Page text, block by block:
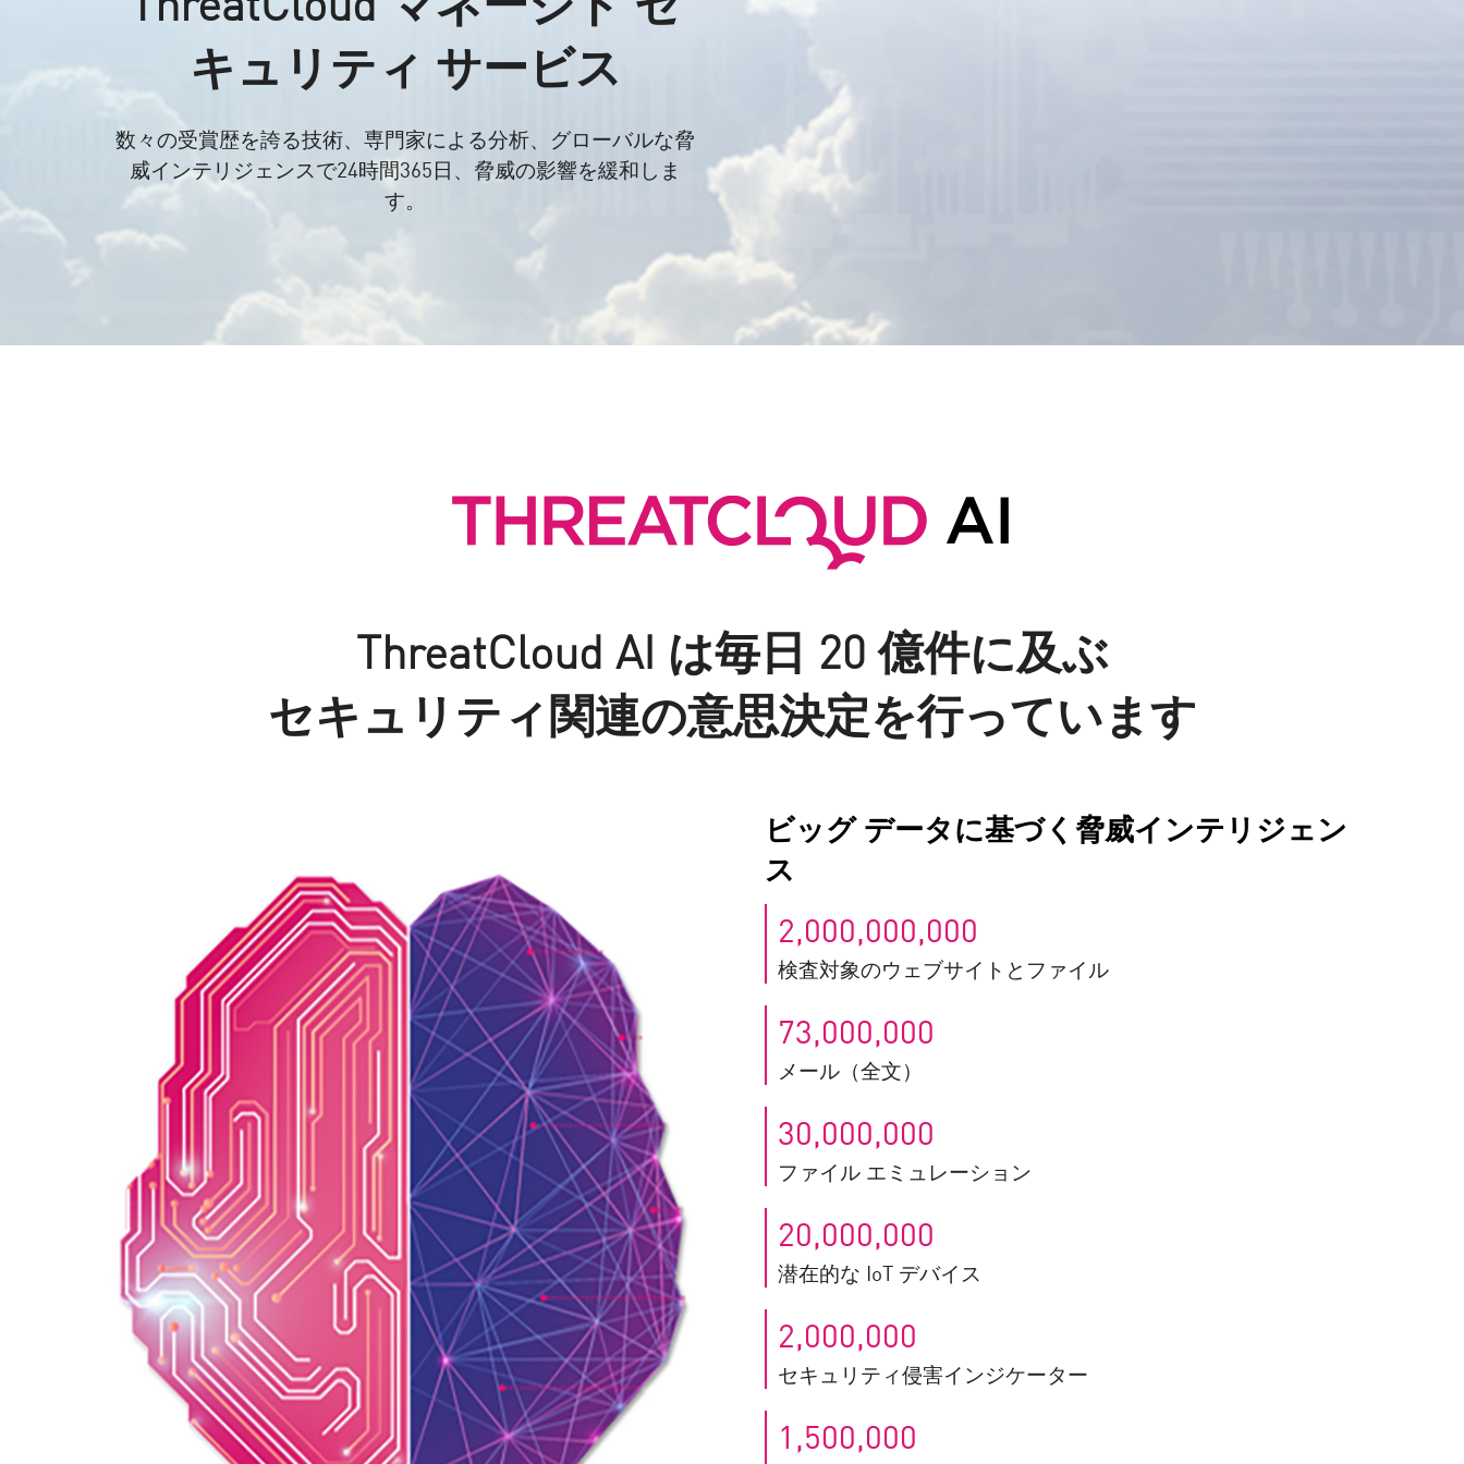
キュリティ サービス
数々の受賞歴を誇る技術、専門家による分析、グローバルな脅
威インテリジェンスで24時間365日、脅威の影響を緩和しま
す。
ThreatCloud AI は毎日 20 億件に及ぶ
セキュリティ関連の意思決定を行っています
ビッグ データに基づく脅威インテリジェン
ス
2,000,000,000
検査対象のウェブサイトとファイル
73,000,000
メール（全文）
30,000,000
ファイル エミュレーション
20,000,000
潜在的な IoT デバイス
2,000,000
セキュリティ侵害インジケーター
1,500,000